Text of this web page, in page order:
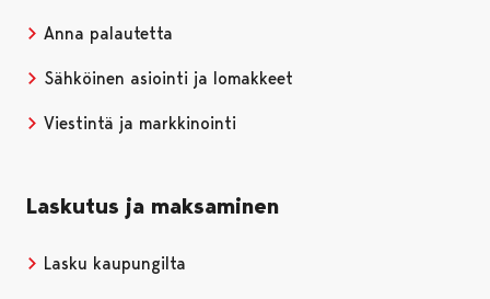
Anna palautetta
Sähköinen asiointi ja lomakkeet
Viestintä ja markkinointi
Laskutus ja maksaminen
Lasku kaupungilta